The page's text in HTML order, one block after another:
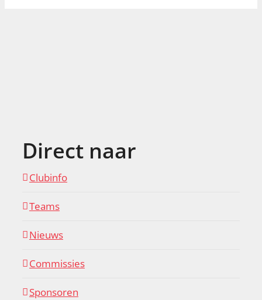
Direct naar
Clubinfo
Teams
Nieuws
Commissies
Sponsoren